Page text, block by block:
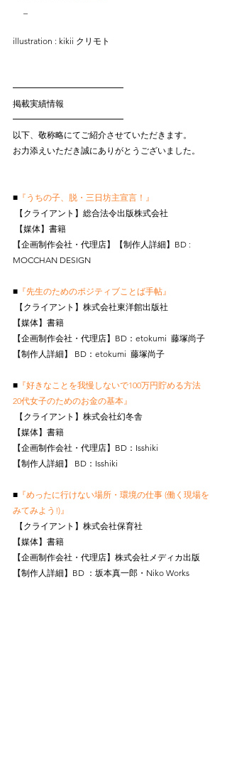
illustration : kikii クリモト
━━━━━━━━━━━━━
掲載実績情報
━━━━━━━━━━━━━
以下、敬称略にてご紹介させていただきます。
お力添えいただき誠にありがとうございました。
■ 『うちの子、脱・三日坊主宣言！』
【クライアント】総合法令出版株式会社
【媒体】書籍
【企画制作会社・代理店】【制作人詳細】BD :
MOCCHAN DESIGN
■ 『先生のためのポジティブことば手帖』
【クライアント】株式会社東洋館出版社
【媒体】書籍
【企画制作会社・代理店】BD：etokumi  藤塚尚子
【制作人詳細】 BD：etokumi  藤塚尚子
■ 『好きなことを我慢しないで100万円貯める方法
20代女子のためのお金の基本』
【クライアント】株式会社幻冬舎
【媒体】書籍
【企画制作会社・代理店】BD：Isshiki
【制作人詳細】 BD：Isshiki
■ 『めったに行けない場所・環境の仕事 (働く現場を
みてみよう!)』
【クライアント】株式会社保育社
【媒体】書籍
【企画制作会社・代理店】株式会社メディカ出版
【制作人詳細】BD ：坂本真一郎・Niko Works